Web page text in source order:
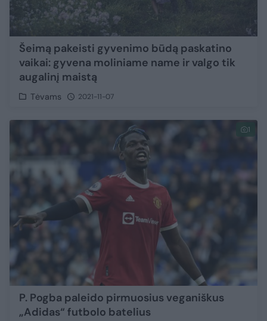
Šeimą pakeisti gyvenimo būdą paskatino
vaikai: gyvena moliniame name ir valgo tik
augalinį maistą
Tėvams 2021-11-07
1
P. Pogba paleido pirmuosius veganiškus
„Adidas“ futbolo batelius